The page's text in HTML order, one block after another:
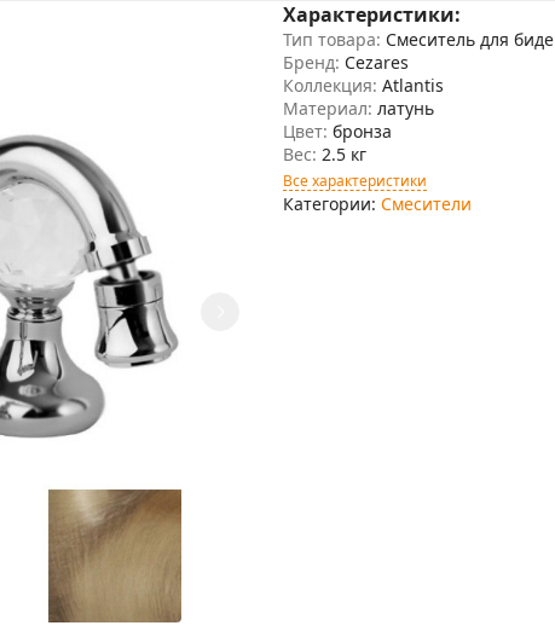
Характеристики:
Тип товара: Смеситель для биде
Бренд: Cezares
Коллекция: Atlantis
Материал: латунь
Цвет: бронза
Вес: 2.5 кг
Все характеристики
Категории: Смесители